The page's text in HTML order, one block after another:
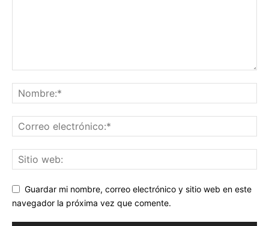
Guardar mi nombre, correo electrónico y sitio web en este
navegador la próxima vez que comente.